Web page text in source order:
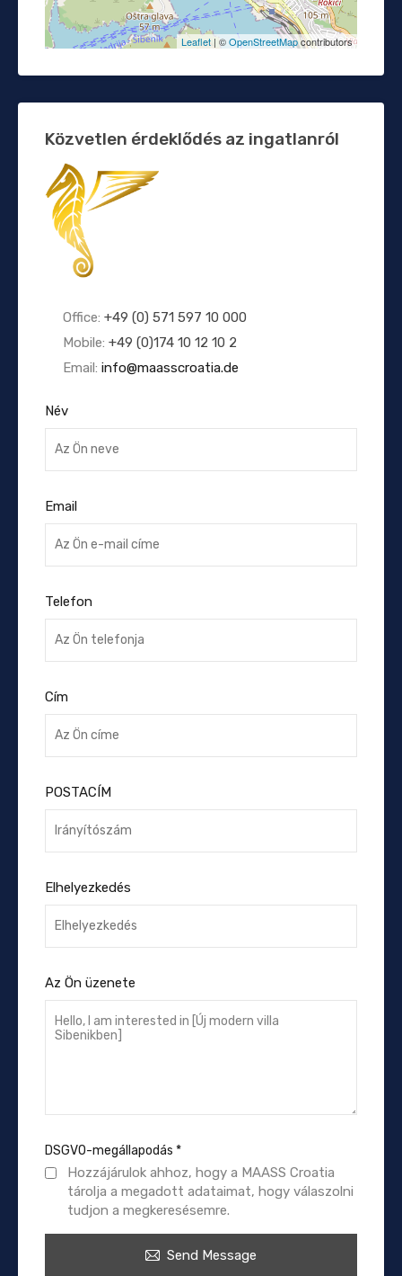
Leaflet | ©OpenStreetMapcontributors
Közvetlen érdeklődés az ingatlanról
Office: +49 (0) 571 597 10 000
Mobile: +49 (0)174 10 12 10 2
Email: info@maasscroatia.de
Név
Email
Telefon
Cím
POSTACÍM
Elhelyezkedés
Az Ön üzenete
DSGVO-megállapodás *
Hozzájárulok ahhoz, hogy a MAASS Croatia
tárolja a megadott adataimat, hogy válaszolni
tudjon a megkeresésemre.
Send Message